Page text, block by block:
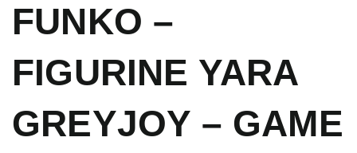
FUNKO –
FIGURINE YARA
GREYJOY – GAME